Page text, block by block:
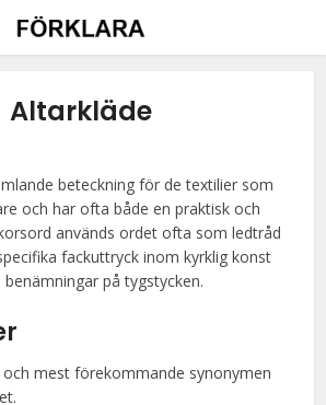
Altarkläde
beteckning för de textilier som
och har ofta både en praktisk och
används ordet ofta som ledtråd
fackuttryck inom kyrklig konst
på tygstycken.
och mest förekommande synonymen